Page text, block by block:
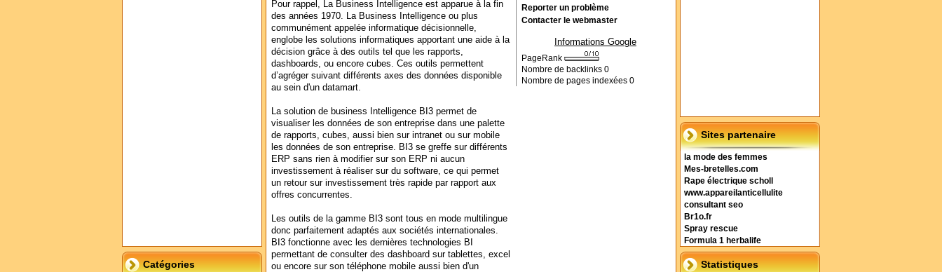
Catégories
Sites partenaire
la mode des femmes
Mes-bretelles.com
Rape électrique scholl
www.appareilanticellulite
consultant seo
Br1o.fr
Spray rescue
Formula 1 herbalife
Statistiques
Pour rappel, La Business Intelligence est apparue à la fin
des années 1970. La Business Intelligence ou plus
communément appelée informatique décisionnelle,
englobe les solutions informatiques apportant une aide à la
décision grâce à des outils tel que les rapports,
dashboards, ou encore cubes. Ces outils permettent
d’agréger suivant différents axes des données disponible
au sein d'un datamart.
La solution de business Intelligence BI3 permet de
visualiser les données de son entreprise dans une palette
de rapports, cubes, aussi bien sur intranet ou sur mobile
les données de son entreprise. BI3 se greffe sur différents
ERP sans rien à modifier sur son ERP ni aucun
investissement à réaliser sur du software, ce qui permet
un retour sur investissement très rapide par rapport aux
offres concurrentes.
Les outils de la gamme BI3 sont tous en mode multilingue
donc parfaitement adaptés aux sociétés internationales.
BI3 fonctionne avec les dernières technologies BI
permettant de consulter des dashboard sur tablettes, excel
ou encore sur son téléphone mobile aussi bien d'un
Reporter un problème
Contacter le webmaster
Informations Google
PageRank
Nombre de backlinks 0
Nombre de pages indexées 0